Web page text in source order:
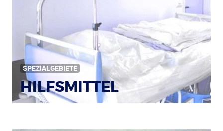
SPEZIALGEBIETE
HILFSMITTEL